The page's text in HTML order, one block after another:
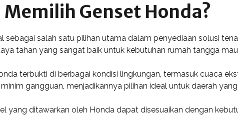
Genset Honda?
sebagai salah satu pilihan utama dalam penyediaan solusi
tahan yang sangat baik untuk kebutuhan rumah tangga
terbukti di berbagai kondisi lingkungan, termasuk cuaca
gangguan, menjadikannya pilihan ideal untuk daerah
yang ditawarkan oleh Honda dapat disesuaikan dengan